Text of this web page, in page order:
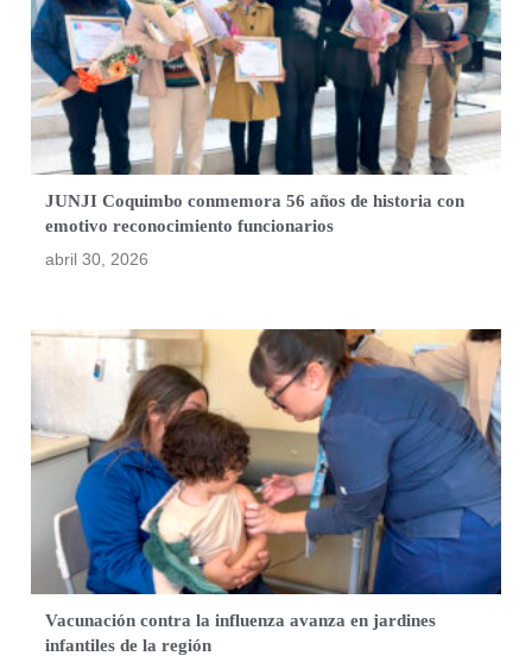
JUNJI Coquimbo conmemora 56 años de historia con
emotivo reconocimiento funcionarios
abril 30, 2026
Vacunación contra la influenza avanza en jardines
infantiles de la región